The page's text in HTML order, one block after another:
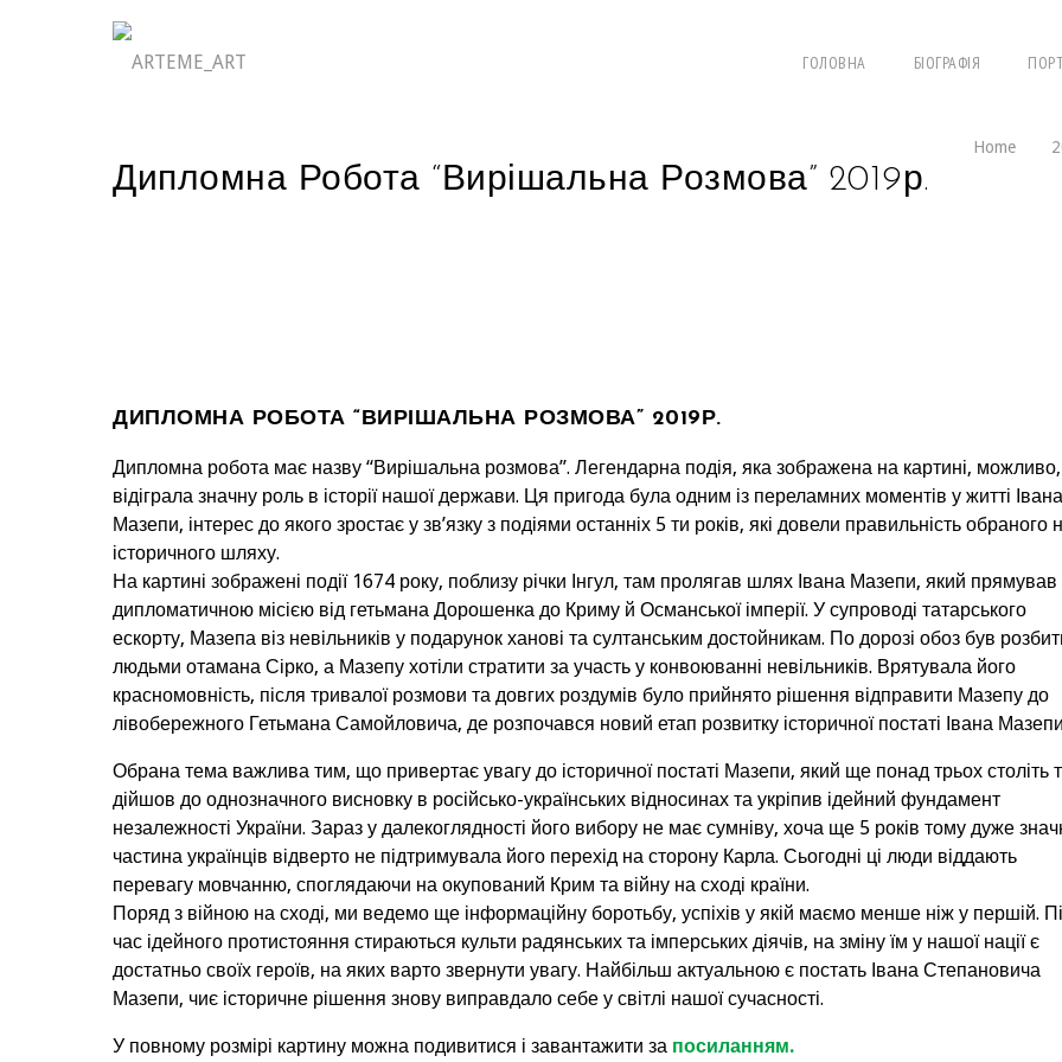
ГОЛОВНА БІОГРАФІЯ
Дипломна Робота “Вирішальна Розмова” 2019р.
Home
ДИПЛОМНА РОБОТА “ВИРІШАЛЬНА РОЗМОВА” 2019Р.
Дипломна робота має назву “Вирішальна розмова”. Легендарна подія, яка зображена на картині, можливо,
відіграла значну роль в історії нашої держави. Ця пригода була одним із переламних моментів у житті Івана
Мазепи, інтерес до якого зростає у зв’язку з подіями останніх 5 ти років, які довели правильність обраного
історичного шляху.
На картині зображені події 1674 року, поблизу річки Інгул, там пролягав шлях Івана Мазепи, який прямував
дипломатичною місією від гетьмана Дорошенка до Криму й Османської імперії. У супроводі татарського
ескорту, Мазепа віз невільників у подарунок ханові та султанським достойникам. По дорозі обоз був
людьми отамана Сірко, а Мазепу хотіли стратити за участь у конвоюванні невільників. Врятувала його
красномовність, після тривалої розмови та довгих роздумів було прийнято рішення відправити Мазепу до
лівобережного Гетьмана Самойловича, де розпочався новий етап розвитку історичної постаті Івана
Обрана тема важлива тим, що привертає увагу до історичної постаті Мазепи, який ще понад трьох століть
дійшов до однозначного висновку в російсько-українських відносинах та укріпив ідейний фундамент
незалежності України. Зараз у далекоглядності його вибору не має сумніву, хоча ще 5 років тому дуже
частина українців відверто не підтримувала його перехід на сторону Карла. Сьогодні ці люди віддають
перевагу мовчанню, споглядаючи на окупований Крим та війну на сході країни.
Поряд з війною на сході, ми ведемо ще інформаційну боротьбу, успіхів у якій маємо менше ніж у першій.
час ідейного протистояння стираються культи радянських та імперських діячів, на зміну їм у нашої нації є
достатньо своїх героїв, на яких варто звернути увагу. Найбільш актуальною є постать Івана Степановича
Мазепи, чиє історичне рішення знову виправдало себе у світлі нашої сучасності.
У повному розмірі картину можна подивитися і завантажити за посиланням.